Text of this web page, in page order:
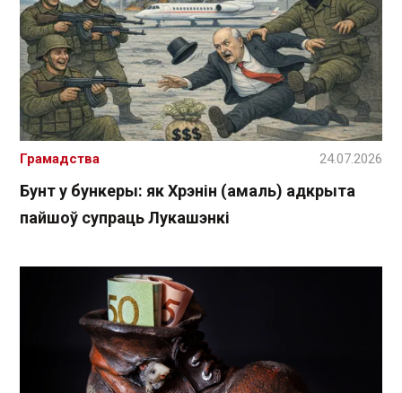
Бунт у бункеры: як Хрэнін (амаль) адкрыта
пайшоў супраць Лукашэнкі
Грамадства 24.07.2026